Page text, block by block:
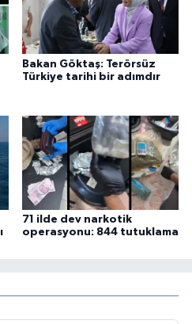
Bakan Göktaş: Terörsüz
Türkiye tarihi bir adımdır
71 ilde dev narkotik
operasyonu: 844 tutuklama